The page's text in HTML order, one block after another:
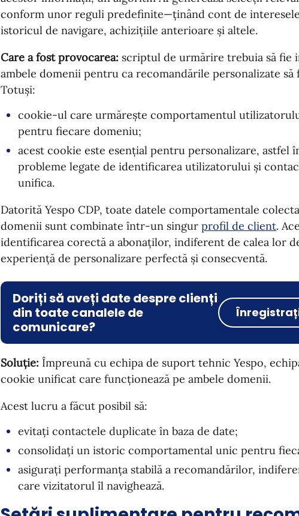
conform unor reguli predefinite—ținând cont de
istoricul de navigare, achizițiile anterioare și altele.
Care a fost provocarea: scriptul de urmărire trebuia să fie
ambele domenii pentru ca recomandările personalizate
Totuși:
cookie-ul care urmărește comportamentul
pentru fiecare domeniu;
acest cookie este esențial pentru personalizare, astfel
probleme legate de identificarea utilizatorului și
unifica.
Datorită Yespo CDP, toate datele comportamentale
domenii sunt combinate într-un singurprofil de client.
identificarea corectă a abonaților, indiferent de calea lor
experiență de personalizare perfectă și consecventă.
Doriți să aveți date despre clienți
din toate canalele de
comunicare?
Soluție: Împreună cu echipa de suport tehnic Yespo,
cookie unificat care funcționează pe ambele domenii.
Acest lucru a făcut posibil să:
evitați contactele duplicate în baza de date;
consolidați un istoric comportamental unic pentru
asigurați performanța stabilă a recomandărilor,
care vizitatorul îl navighează.